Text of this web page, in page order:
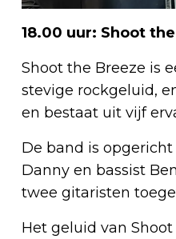
18.00 uur: Shoot
Shoot the Breeze is
stevige rockgeluid,
en bestaat uit vijf
De band is
Danny en bassist
twee gitaristen
Het geluid van